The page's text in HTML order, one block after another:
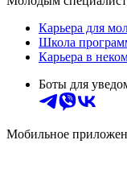
Карьера для
Школа
Карьера в
Боты для
Мобильное